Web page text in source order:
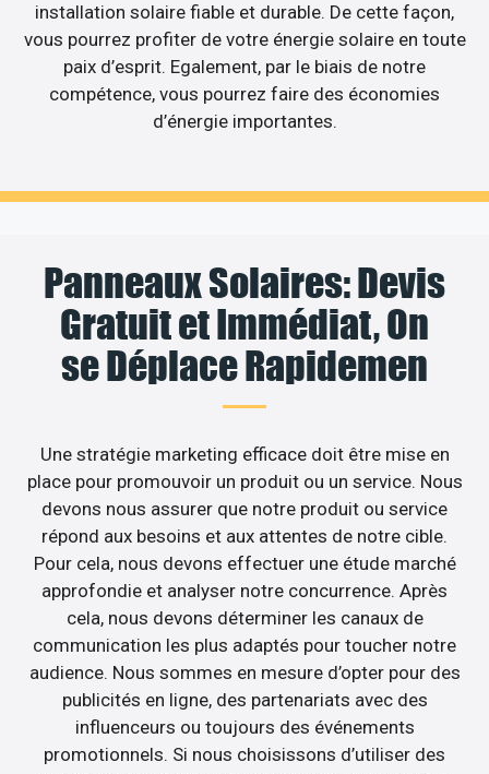
installation solaire fiable et durable. De cette façon,
vous pourrez profiter de votre énergie solaire en toute
paix d’esprit. Egalement, par le biais de notre
compétence, vous pourrez faire des économies
d’énergie importantes.
Panneaux Solaires: Devis
Gratuit et Immédiat, On
se Déplace Rapidemen
Une stratégie marketing efficace doit être mise en
place pour promouvoir un produit ou un service. Nous
devons nous assurer que notre produit ou service
répond aux besoins et aux attentes de notre cible.
Pour cela, nous devons effectuer une étude marché
approfondie et analyser notre concurrence. Après
cela, nous devons déterminer les canaux de
communication les plus adaptés pour toucher notre
audience. Nous sommes en mesure d’opter pour des
publicités en ligne, des partenariats avec des
influenceurs ou toujours des événements
promotionnels. Si nous choisissons d’utiliser des